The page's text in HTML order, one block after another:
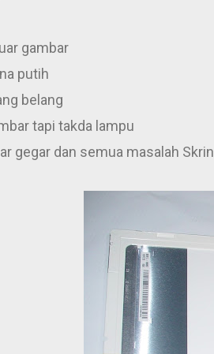
gambar
putih
belang
tapi takda lampu
gegar dan semua masalah Skrin